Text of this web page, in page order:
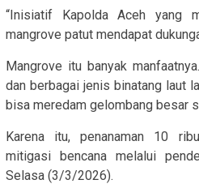
“Inisiatif Kapolda Aceh yang
mangrove patut mendapat
Mangrove itu banyak
dan berbagai jenis binatang laut
bisa meredam gelombang besar
Karena itu, penanaman 10
mitigasi bencana melalui
Selasa (3/3/2026).